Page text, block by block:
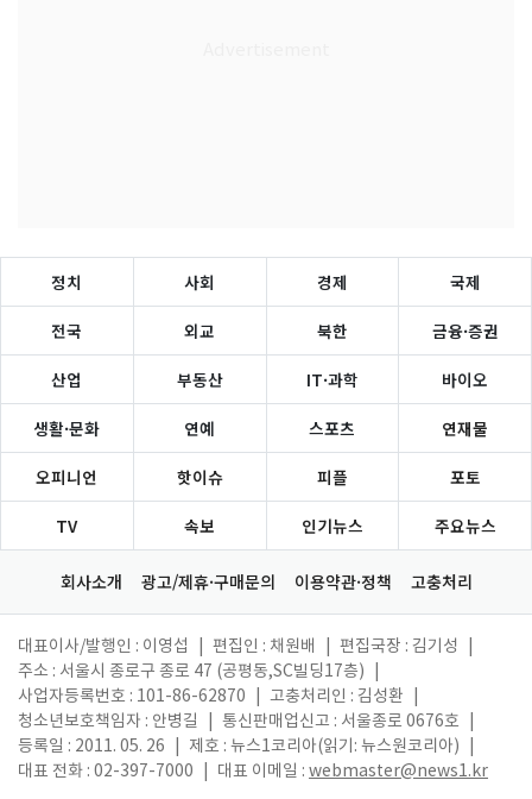
정치 사회 경제 국제
전국 외교 북한 금융·증권
산업 부동산 IT·과학 바이오
생활·문화 연예 스포츠 연재물
오피니언 핫이슈 피플 포토
TV 속보 인기뉴스 주요뉴스
회사소개 광고/제휴·구매문의 이용약관·정책 고충처리
대표이사/발행인 : 이영섭 편집인 : 채원배 편집국장 : 김기성
주소 : 서울시 종로구 종로 47 (공평동,SC빌딩17층)
사업자등록번호 : 101-86-62870
고충처리인 : 김성환
청소년보호책임자 : 안병길
통신판매업신고 : 서울종로 0676호
등록일 : 2011. 05. 26
제호 : 뉴스1코리아(읽기: 뉴스원코리아)
대표 전화 : 02-397-7000
대표 이메일 : webmaster@news1.kr